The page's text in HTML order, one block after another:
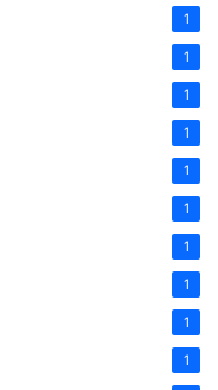
1
1
1
1
1
1
1
1
1
1